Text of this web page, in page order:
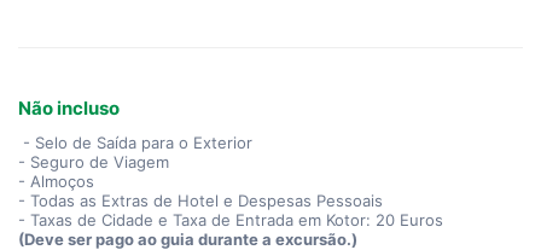
Não incluso
- Selo de Saída para o Exterior
- Seguro de Viagem
- Almoços
- Todas as Extras de Hotel e Despesas Pessoais
- Taxas de Cidade e Taxa de Entrada em Kotor: 20 Euros
(Deve ser pago ao guia durante a excursão.)